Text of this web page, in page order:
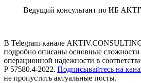
Ведущий консультант по ИБ
В Telegram-канале
подробно описаны основные
операционной надежности в
Р 57580.4-2022. Подписывайтесь на
не пропустить актуальные посты.